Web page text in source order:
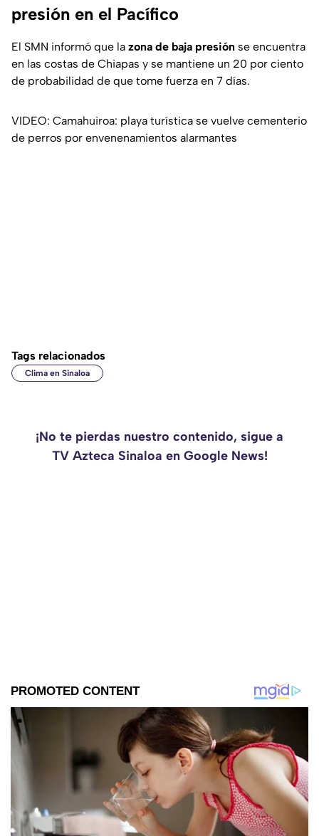
presión en el Pacífico
El SMN informó que la zona de baja presión se encuentra
en las costas de Chiapas y se mantiene un 20 por ciento
de probabilidad de que tome fuerza en 7 días.
VIDEO: Camahuiroa: playa turística se vuelve cementerio
de perros por envenenamientos alarmantes
Tags relacionados
Clima en Sinaloa
¡No te pierdas nuestro contenido, sigue a
TV Azteca Sinaloa en Google News!